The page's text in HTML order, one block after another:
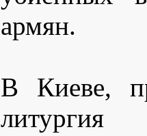
армян.
В Киеве,